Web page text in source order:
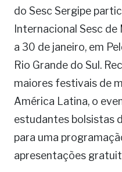
do Sesc Sergipe
Internacional Sesc
a 30 de janeiro, em
Rio Grande do Sul.
maiores festivais de
América Latina, o
estudantes bolsistas
para uma
apresentações